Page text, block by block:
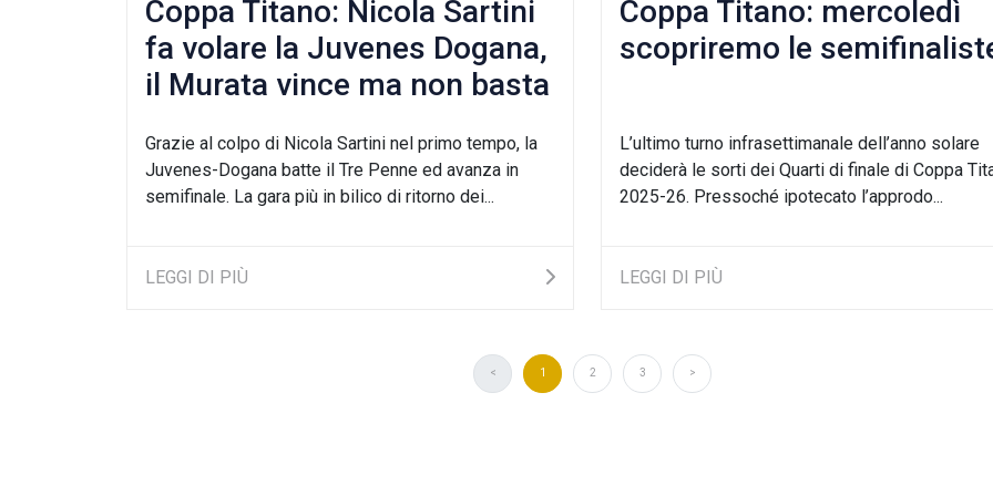
Coppa Titano: Nicola Sartini
fa volare la Juvenes Dogana,
il Murata vince ma non basta
Grazie al colpo di Nicola Sartini nel primo tempo, la
Juvenes-Dogana batte il Tre Penne ed avanza in
semifinale. La gara più in bilico di ritorno dei...
LEGGI DI PIÙ
Coppa Titano: mercoledì
scopriremo le
L’ultimo turno infrasettimanale dell’anno solare
deciderà le sorti dei Quarti di finale di Coppa
2025-26. Pressoché ipotecato l’approdo...
LEGGI DI PIÙ
< 1 2 3 >